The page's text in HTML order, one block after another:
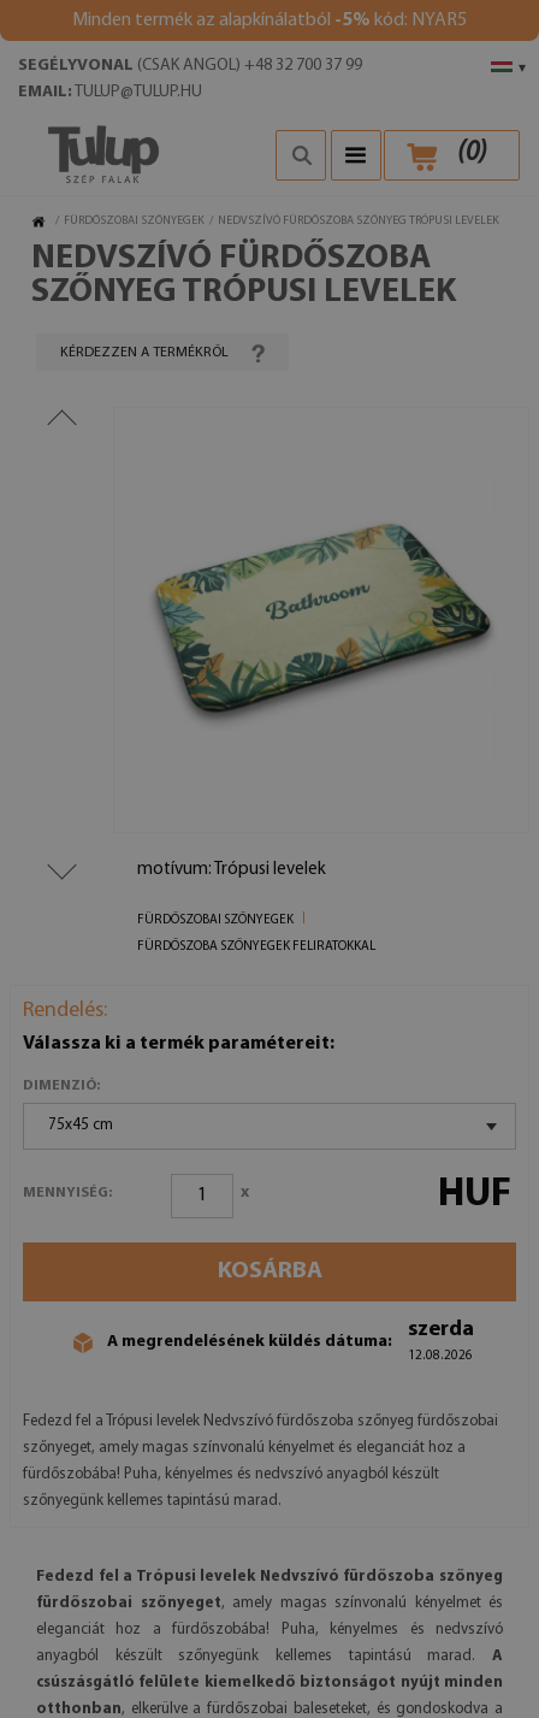
Minden termék az alapkínálatból -5% kód: NYAR5
▾
SEGÉLYVONAL (CSAK ANGOL) +48 32 700 37 99
EMAIL: TULUP@TULUP.HU
(0)
/ FÜRDŐSZOBAI SZŐNYEGEK / NEDVSZÍVÓ FÜRDŐSZOBA SZŐNYEG TRÓPUSI LEVELEK
NEDVSZÍVÓ FÜRDŐSZOBA
SZŐNYEG TRÓPUSI LEVELEK
KÉRDEZZEN A TERMÉKRŐL
motívum: Trópusi levelek
FÜRDŐSZOBAI SZŐNYEGEK
FÜRDŐSZOBA SZŐNYEGEK FELIRATOKKAL
Rendelés:
Válassza ki a termék paramétereit:
DIMENZIÓ:
75x45 cm
MENNYISÉG: x HUF
KOSÁRBA
A megrendelésének küldés dátuma:
szerda
12.08.2026
Fedezd fel a Trópusi levelek Nedvszívó fürdőszoba szőnyeg fürdőszobai
szőnyeget, amely magas színvonalú kényelmet és eleganciát hoz a
fürdőszobába! Puha, kényelmes és nedvszívó anyagból készült
szőnyegünk kellemes tapintású marad.
Fedezd fel a Trópusi levelek Nedvszívó fürdőszoba szőnyeg
fürdőszobai szőnyeget, amely magas színvonalú kényelmet és
eleganciát hoz a fürdőszobába! Puha, kényelmes és nedvszívó
anyagból készült szőnyegünk kellemes tapintású marad.
A
csúszásgátló felülete kiemelkedő biztonságot nyújt minden
otthonban, elkerülve a fürdőszobai baleseteket, és gondoskodva a